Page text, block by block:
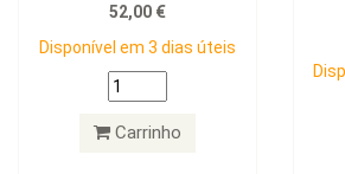
52,00 €
Disponível em 3 dias úteis
Carrinho